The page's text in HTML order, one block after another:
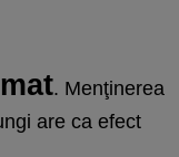
. Menţinerea
are ca efect